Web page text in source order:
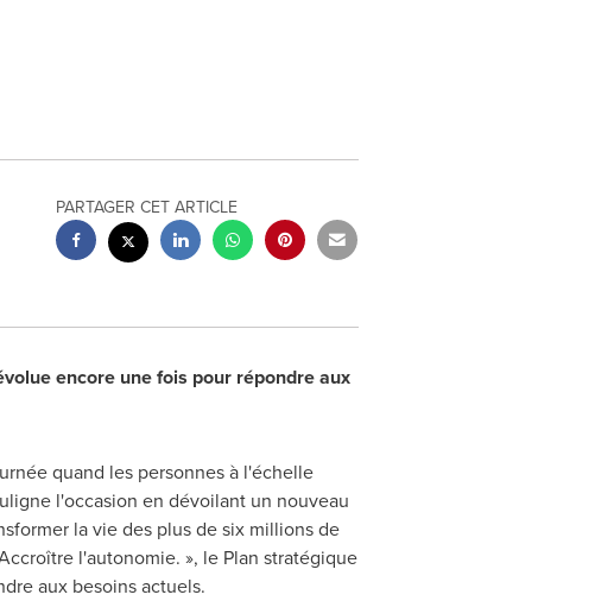
PARTAGER CET ARTICLE
encore une fois pour répondre aux
quand les personnes à l'échelle
l'occasion en dévoilant un nouveau
la vie des plus de six millions de
l'autonomie. », le Plan stratégique
aux besoins actuels.